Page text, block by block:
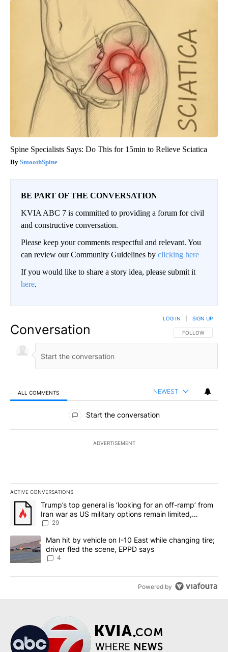
Spine Specialists Says: Do This for 15min to Relieve Sciatica
SmoothSpine
BE PART OF THE CONVERSATION
KVIA ABC 7 is committed to providing a forum for civil
and constructive conversation.
Please keep your comments respectful and relevant. You
can review our Community Guidelines by clicking here
If you would like to share a story idea, please submit it
here.
Conversation FOLLOW THIS
FOLLOW
LOG IN SIGN UP
ALL COMMENTS NEWEST
All Comments
Start the conversation
ADVERTISEMENT
ACTIVE CONVERSATIONS
The following is a list of the most commented articles in the last
A trending article titled "Trump’s top general is ‘looking for an
Trump’s top general is ‘looking for an off-ramp’ from
Iran war as US military options remain limited,
sources say
29
A trending article titled "Man hit by vehicle on I-10 East while
Man hit by vehicle on I-10 East while changing tire;
driver fled the scene, EPPD says
4
Powered by